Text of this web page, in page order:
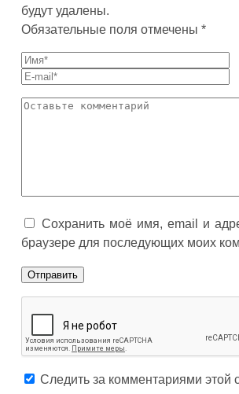
будут удалены.
Обязательные поля отмечены *
Сохранить моё имя, email и
браузере для последующих моих
Следить за комментариями этой